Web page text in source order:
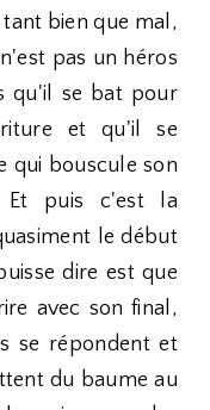
bien que mal,
pas un héros
qu'il se bat pour
et qu'il se
qui bouscule son
Et puis c'est la
le début
dire est que
avec son final,
se répondent et
du baume au